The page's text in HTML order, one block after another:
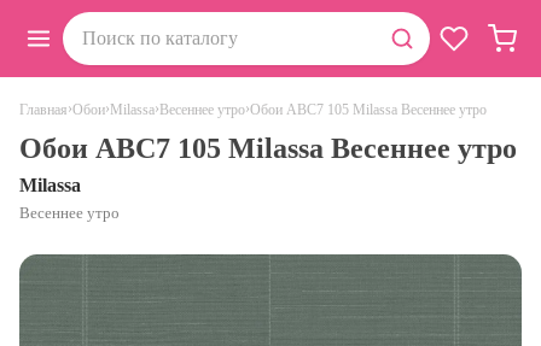
Главная›Обои› Milassa› Весеннее утро›Обои ABC7 105 Milassa Весеннее утро
Обои ABC7 105 Milassa Весеннее утро
Milassa
Весеннее утро